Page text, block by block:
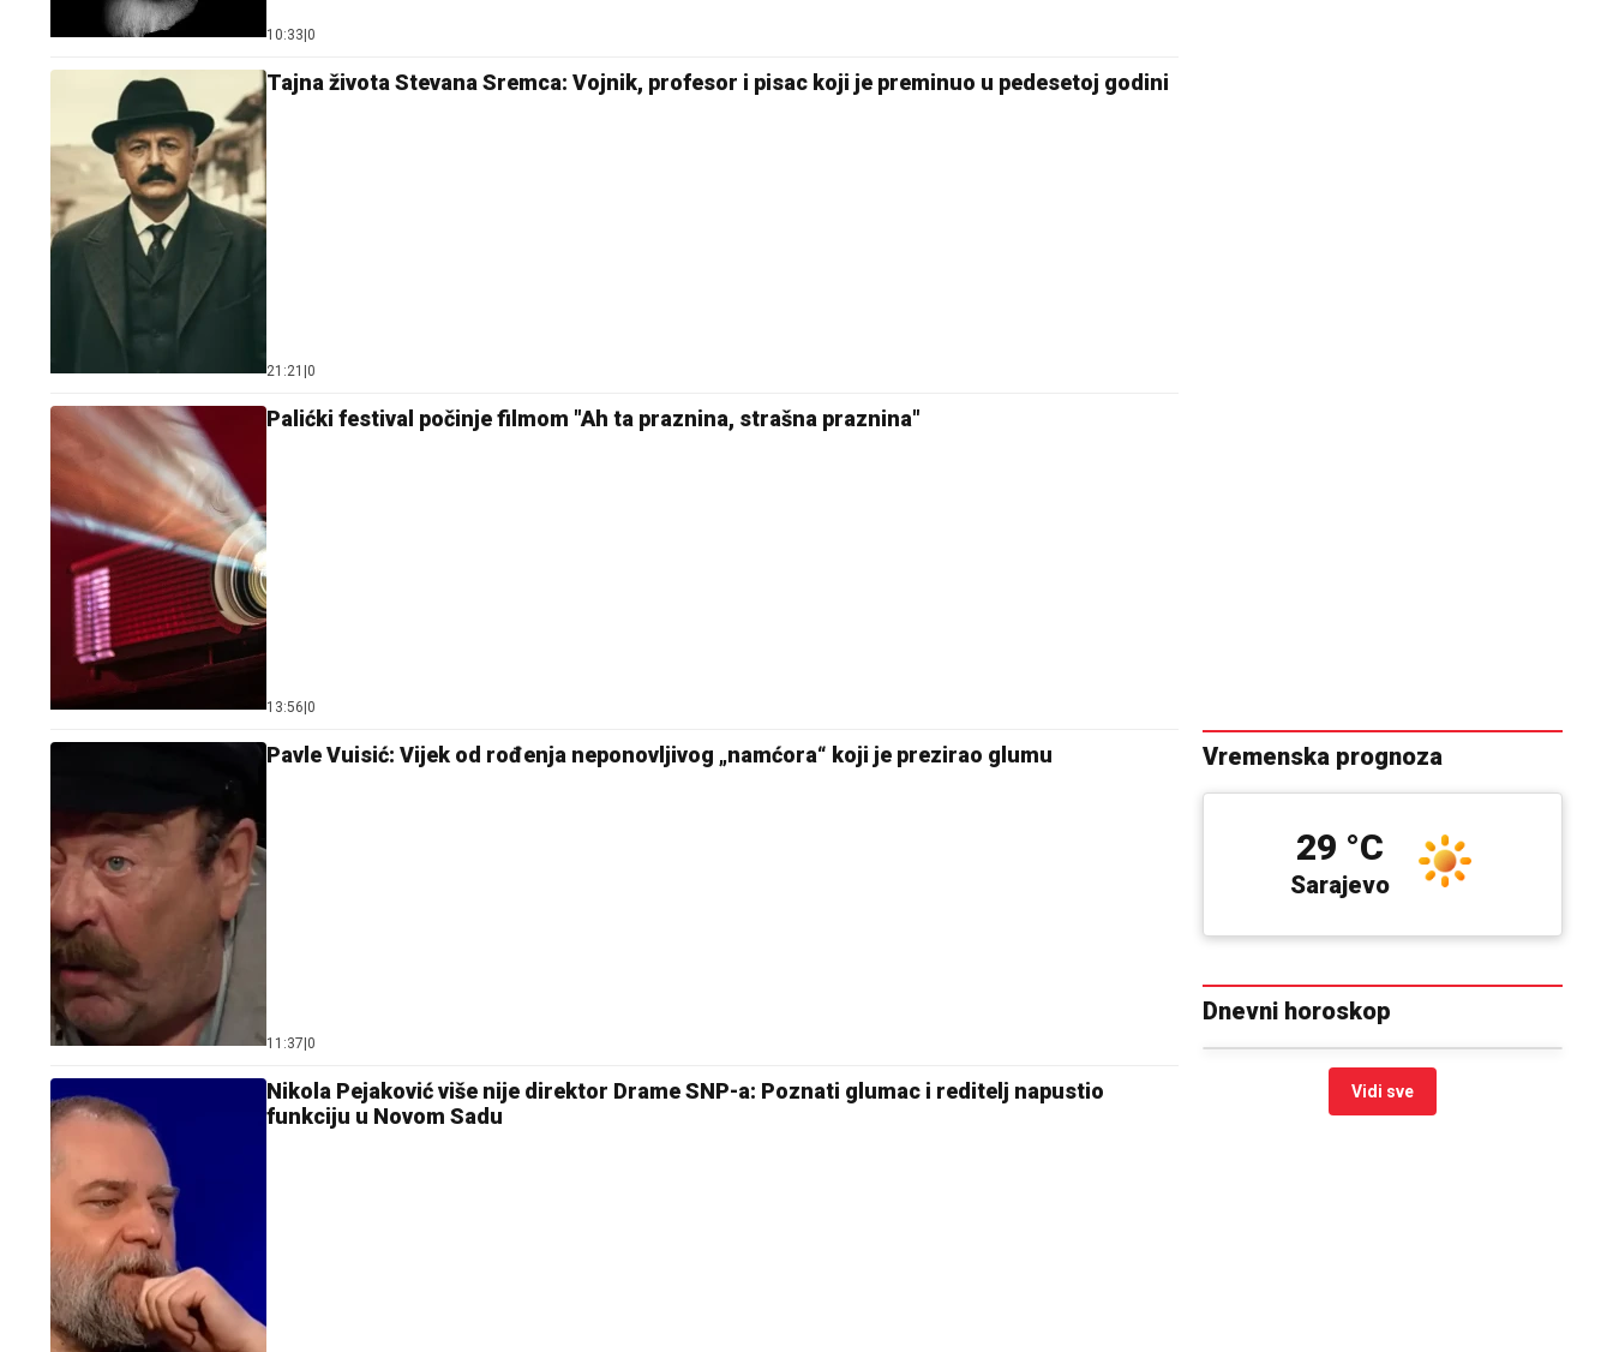
10:33 0
Tajna života Stevana Sremca: Vojnik, profesor i pisac koji je preminuo u pedesetoj godini
21:21 0
Palićki festival počinje filmom "Ah ta praznina, strašna praznina"
13:56 0
Pavle Vuisić: Vijek od rođenja neponovljivog „namćora“ koji je prezirao glumu
11:37 0
Nikola Pejaković više nije direktor Drame SNP-a: Poznati glumac i reditelj napustio
funkciju u Novom Sadu
Vremenska prognoza
Sarajevo
29 °C
Dnevni horoskop
Vidi sve